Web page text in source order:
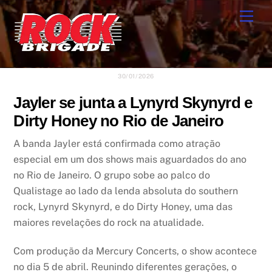
Skip
to
content
30/01/2026
Jayler se junta a Lynyrd Skynyrd e
Dirty Honey no Rio de Janeiro
A banda Jayler está confirmada como atração
especial em um dos shows mais aguardados do ano
no Rio de Janeiro. O grupo sobe ao palco do
Qualistage ao lado da lenda absoluta do southern
rock, Lynyrd Skynyrd, e do Dirty Honey, uma das
maiores revelações do rock na atualidade.
Com produção da Mercury Concerts, o show acontece
no dia 5 de abril. Reunindo diferentes gerações, o